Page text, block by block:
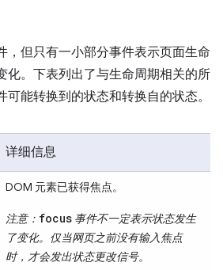
，但只有一小部分事件表示页面生命
化。下表列出了与生命周期相关的所
能转换到的状态和转换自的状态。
详细信息
DOM 元素已获得焦点。
注意： focus 事件不一定表示状态发生
了变化。仅当网页之前没有输入焦点
时，才会发出状态更改信号。